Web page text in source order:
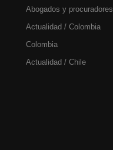
Abogados y procuradores
Actualidad / Colombia
Colombia
Actualidad / Chile